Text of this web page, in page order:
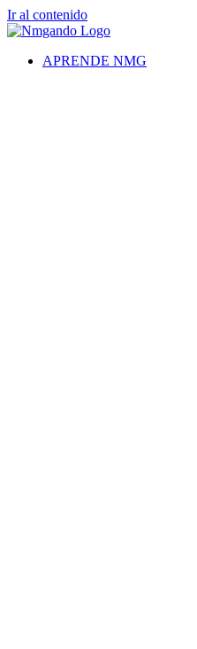
Ir al contenido
APRENDE NMG